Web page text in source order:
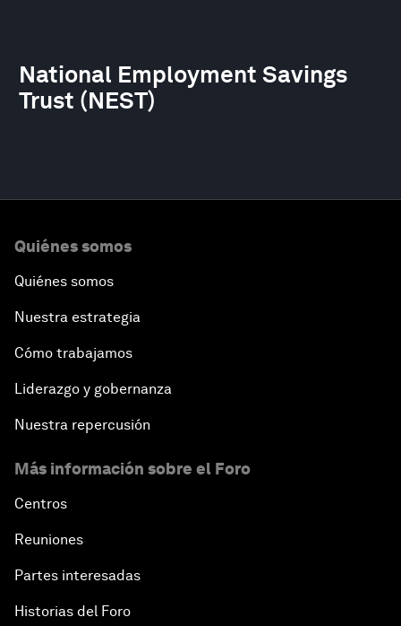
National Employment Savings
Trust (NEST)
Quiénes somos
Quiénes somos
Nuestra estrategia
Cómo trabajamos
Liderazgo y gobernanza
Nuestra repercusión
Más información sobre el Foro
Centros
Reuniones
Partes interesadas
Historias del Foro